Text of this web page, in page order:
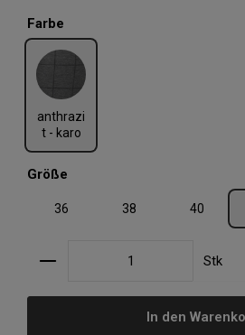
Farbe
anthrazi
t - karo
anthrazit - karo
Größe
36 38 40
Produkt Anzahl: Gib denStk
In den